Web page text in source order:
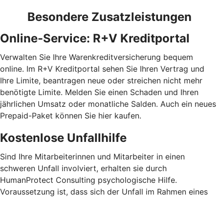
Besondere Zusatzleistungen
Online-Service: R+V Kreditportal
Verwalten Sie Ihre Warenkreditversicherung bequem
online. Im R+V Kreditportal sehen Sie Ihren Vertrag und
Ihre Limite, beantragen neue oder streichen nicht mehr
benötigte Limite. Melden Sie einen Schaden und Ihren
jährlichen Umsatz oder monatliche Salden. Auch ein neues
Prepaid-Paket können Sie hier kaufen.
Kostenlose Unfallhilfe
Sind Ihre Mitarbeiterinnen und Mitarbeiter in einen
schweren Unfall involviert, erhalten sie durch
HumanProtect Consulting psychologische Hilfe.
Voraussetzung ist, dass sich der Unfall im Rahmen eines